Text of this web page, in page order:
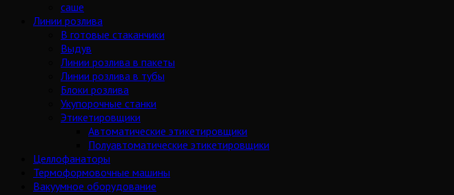
саше
Линии розлива
В готовые стаканчики
Выдув
Линии розлива в пакеты
Линии розлива в тубы
Блоки розлива
Укупорочные станки
Этикетировщики
Автоматические этикетировщики
Полуавтоматические этикетировщики
Целлофанаторы
Термоформовочные машины
Вакуумное оборудование